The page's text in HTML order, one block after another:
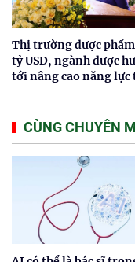
Thị trường dược
tỷ USD, ngành dược
tới nâng cao năng lực
CÙNG CHUYÊN